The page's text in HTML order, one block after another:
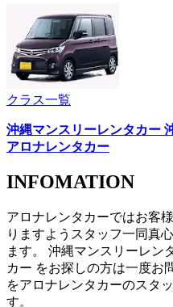
クラス一覧
沖縄マンスリーレンタカー
アロナレンタカー
INFOMATION
アロナレンタカーではお客
りますようスタッフ一同真
ます。 沖縄マンスリーレン
カー をお探しの方は一度お
をアロナレンタカーのスタ
す。